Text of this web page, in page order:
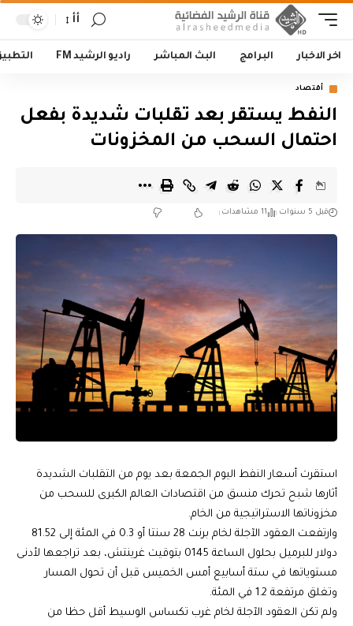
أأ
اخر الاخبار البرامج البث المباشر راديو الرشيد FM
أقتصاد
النفط يستقر بعد تقلبات شديدة بفعل
احتمال السحب من المخزونات
قبل 5 سنوات 11 مشاهدات
استقرت أسعار النفط اليوم الجمعة بعد يوم من التقلبات الشديدة
أثارها شبح تحرك منسق من اقتصادات العالم الكبرى للسحب من
مخزوناتها الاستراتيجية من الخام.
وارتفعت العقود الآجلة لخام برنت 28 سنتا أو 0.3 في المئة إلى 81.52
دولار للبرميل بحلول الساعة 0145 بتوقيت غرينتش، بعد تراجعها لأدنى
مستوياتها في ستة أسابيع أمس الخميس قبل أن تحول المسار
وتغلق مرتفعة 1.2 في المئة.
ولم تكن العقود الآجلة لخام غرب تكساس الوسيط أقل حظا من